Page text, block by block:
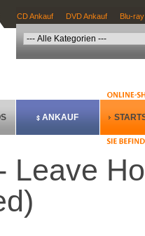
CD Ankauf DVD Ankauf Blu-
ANKAUF
Leave